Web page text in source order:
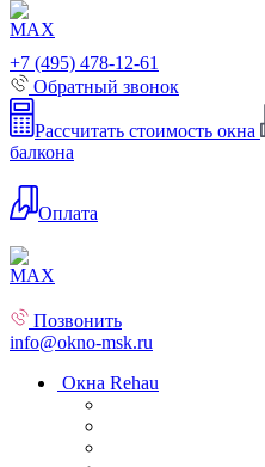
+7 (495) 478-12-61
Обратный звонок
Рассчитать стоимость окна
балкона
Оплата
Позвонить
info@okno-msk.ru
Окна Rehau